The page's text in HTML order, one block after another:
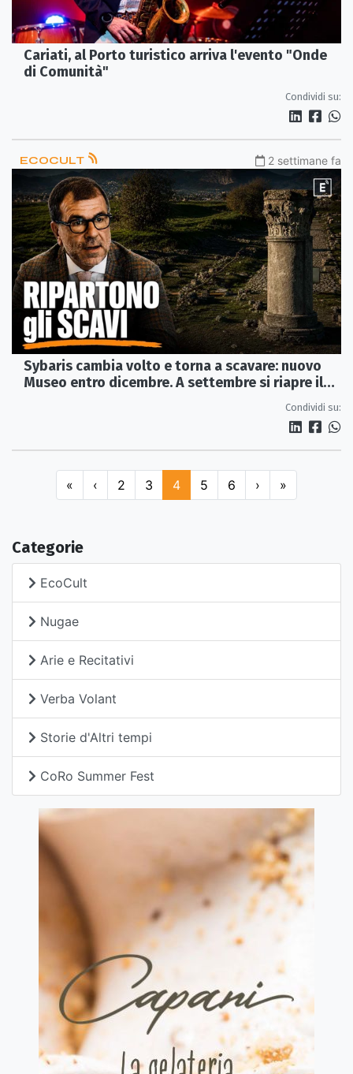
Cariati, al Porto turistico arriva l'evento "Onde
di Comunità"
Condividi su:
ECOCULT 2 settimane fa
Sybaris cambia volto e torna a scavare: nuovo
Museo entro dicembre. A settembre si riapre il
Condividi su:
« ‹ 2 3 4 5 6 › »
Categorie
EcoCult
Nugae
Arie e Recitativi
Verba Volant
Storie d'Altri tempi
CoRo Summer Fest